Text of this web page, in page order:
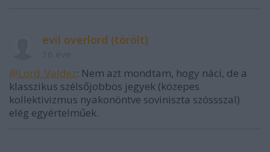
evil overlord (törölt)
@Lord_Valdez: Nem azt mondtam, hogy náci, de a
klasszikus szélsőjobbos jegyek (közepes
kollektivizmus nyakonöntve soviniszta szóssszal)
elég egyértelműek.